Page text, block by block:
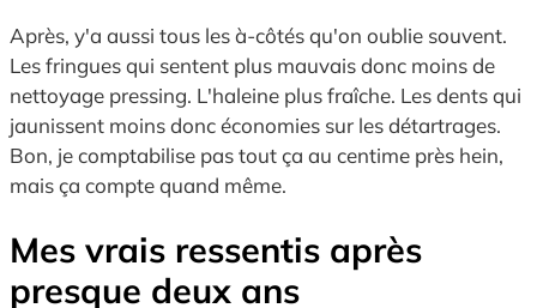
Après, y'a aussi tous les à-côtés qu'on oublie souvent.
Les fringues qui sentent plus mauvais donc moins de
nettoyage pressing. L'haleine plus fraîche. Les dents qui
jaunissent moins donc économies sur les détartrages.
Bon, je comptabilise pas tout ça au centime près hein,
mais ça compte quand même.
Mes vrais ressentis après
presque deux ans